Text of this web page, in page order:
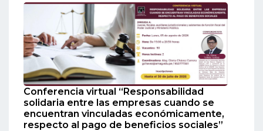
Conferencia virtual “Responsabilidad
solidaria entre las empresas cuando se
encuentran vinculadas económicamente,
respecto al pago de beneficios sociales”